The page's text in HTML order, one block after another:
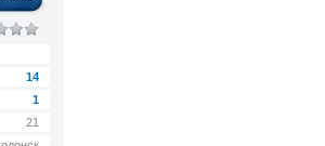
14
1
21